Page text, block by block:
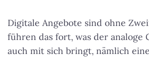
Digitale Angebote sind ohne
führen das fort, was der analoge
auch mit sich bringt, nämlich